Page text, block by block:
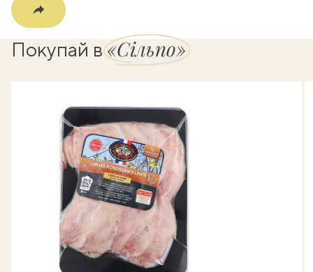
Покупай в«Сільпо»